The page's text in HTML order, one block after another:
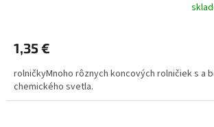
1,35 €
rolničkyMnoho rôznych koncových rolničiek s a
chemického svetla.